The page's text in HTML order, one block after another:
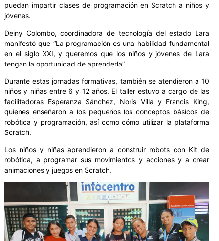
puedan impartir clases de programación en Scratch a niños y
jóvenes.
Deiny Colombo, coordinadora de tecnología del estado Lara
manifestó que “La programación es una habilidad fundamental
en el siglo XXI, y queremos que los niños y jóvenes de Lara
tengan la oportunidad de aprenderla”.
Durante estas jornadas formativas, también se atendieron a 10
niños y niñas entre 6 y 12 años. El taller estuvo a cargo de las
facilitadoras Esperanza Sánchez, Noris Villa y Francis King,
quienes enseñaron a los pequeños los conceptos básicos de
robótica y programación, así como cómo utilizar la plataforma
Scratch.
Los niños y niñas aprendieron a construir robots con Kit de
robótica, a programar sus movimientos y acciones y a crear
animaciones y juegos en Scratch.